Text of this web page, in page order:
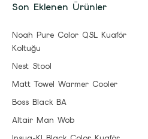
Son Eklenen Ürünler
Noah Pure Color QSL Kuaför
Koltuğu
Nest Stool
Matt Towel Warmer Cooler
Boss Black BA
Altair Man Wob